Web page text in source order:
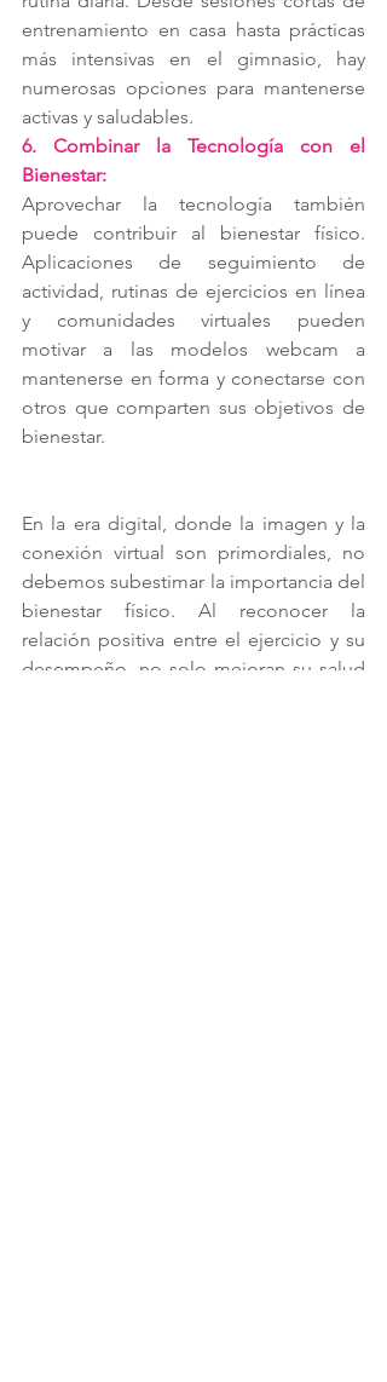
entrenamiento en casa hasta prácticas
más intensivas en el gimnasio, hay
numerosas opciones para mantenerse
activas y saludables.
6. Combinar la Tecnología con el
Bienestar:
Aprovechar la tecnología también
puede contribuir al bienestar físico.
Aplicaciones de seguimiento de
actividad, rutinas de ejercicios en línea
y comunidades virtuales pueden
motivar a las modelos webcam a
mantenerse en forma y conectarse con
otros que comparten sus objetivos de
bienestar.
En la era digital, donde la imagen y la
conexión virtual son primordiales, no
debemos subestimar la importancia del
bienestar físico. Al reconocer la
relación positiva entre el ejercicio y su
desempeño, no solo mejoran su salud